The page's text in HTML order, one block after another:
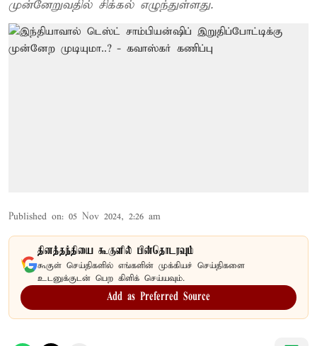
முன்னேறுவதில் சிக்கல் எழுந்துள்ளது.
Published on: 05 Nov 2024, 2:26 am
தினத்தந்தியை கூகுளில் பின்தொடரவும்
கூகுள் செய்திகளில் எங்களின் முக்கியச் செய்திகளை
உடனுக்குடன் பெற கிளிக் செய்யவும்.
Add as Preferred Source